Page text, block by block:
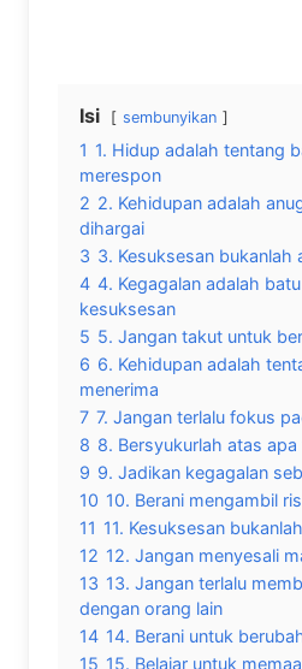
Isi sembunyikan
1 1. Hidup adalah tentang
merespon
2 2. Kehidupan adalah
dihargai
3 3. Kesuksesan bukanlah
4 4. Kegagalan adalah
kesuksesan
5 5. Jangan takut untuk
6 6. Kehidupan adalah
menerima
7 7. Jangan terlalu fokus
8 8. Bersyukurlah atas
9 9. Jadikan kegagalan
10 10. Berani mengambil
11 11. Kesuksesan
12 12. Jangan menyesali
13 13. Jangan terlalu
dengan orang lain
14 14. Berani untuk
15 15. Belajar untuk